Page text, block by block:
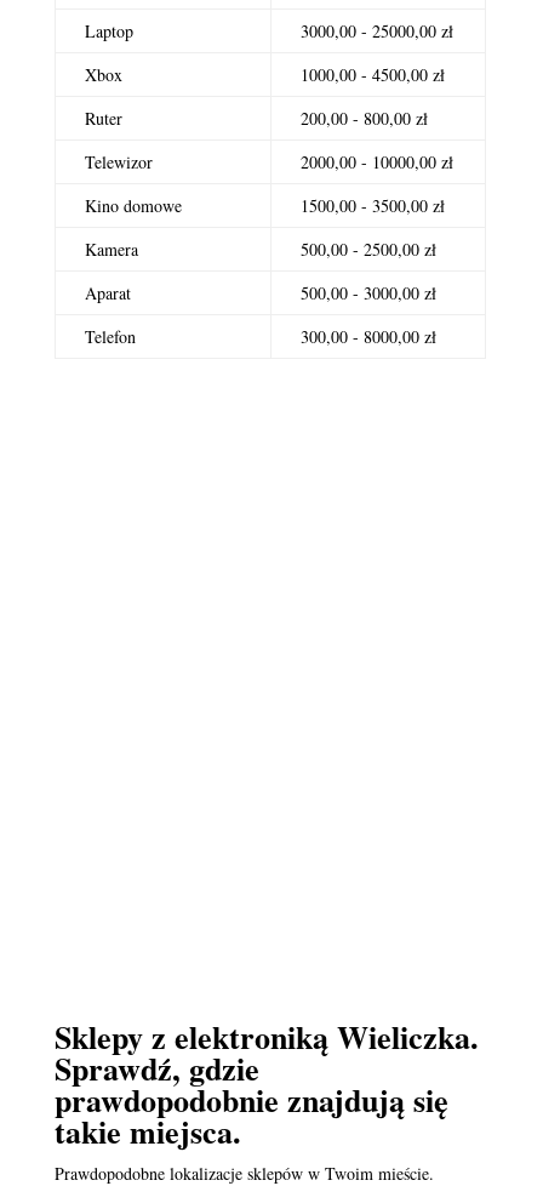
Laptop
3000,00 - 25000,00 zł
Xbox
1000,00 - 4500,00 zł
Ruter
200,00 - 800,00 zł
Telewizor
2000,00 - 10000,00 zł
Kino domowe
1500,00 - 3500,00 zł
Kamera
500,00 - 2500,00 zł
Aparat
500,00 - 3000,00 zł
Telefon
300,00 - 8000,00 zł
Sklepy z elektroniką Wieliczka.
Sprawdź, gdzie
prawdopodobnie znajdują się
takie miejsca.
Prawdopodobne lokalizacje sklepów w Twoim mieście.